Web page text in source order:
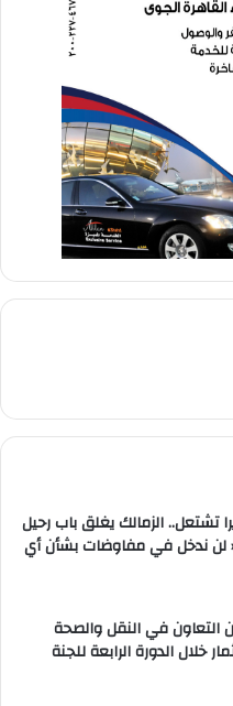
تشتعل.. الزمالك يغلق باب رحيل
لن ندخل في مفاوضات بشأن أي
التعاون في النقل والصحة
خلال الدورة الرابعة للجنة